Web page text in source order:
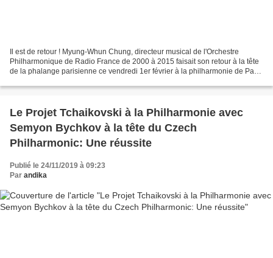
Il est de retour ! Myung-Whun Chung, directeur musical de l'Orchestre
Philharmonique de Radio France de 2000 à 2015 faisait son retour à la tête
de la phalange parisienne ce vendredi 1er février à la philharmonie de Paris
Le Projet Tchaikovski à la Philharmonie avec
Semyon Bychkov à la tête du Czech
Philharmonic: Une réussite
Publié le 24/11/2019 à 09:23
Par andika